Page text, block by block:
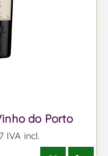
do Porto
IVA incl.